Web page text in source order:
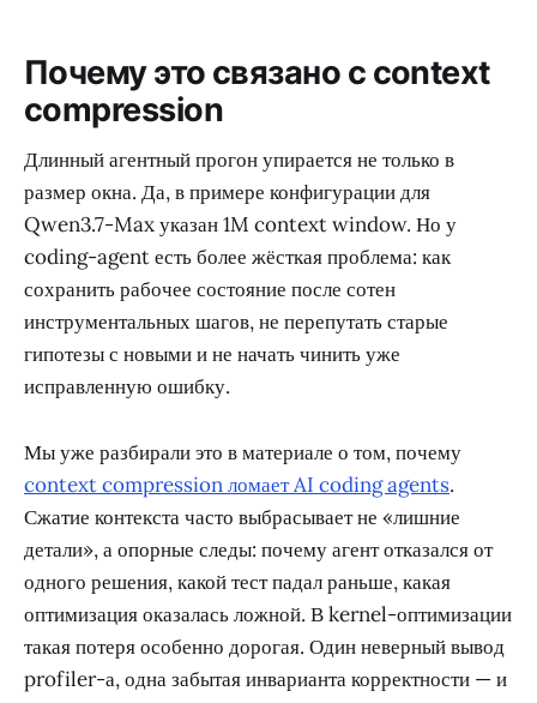
Почему это связано с context
compression
Длинный агентный прогон упирается не только в
размер окна. Да, в примере конфигурации для
Qwen3.7-Max указан 1M context window. Но у
coding-agent есть более жёсткая проблема: как
сохранить рабочее состояние после сотен
инструментальных шагов, не перепутать старые
гипотезы с новыми и не начать чинить уже
исправленную ошибку.
Мы уже разбирали это в материале о том, почему
context compression ломает AI coding agents.
Сжатие контекста часто выбрасывает не «лишние
детали», а опорные следы: почему агент отказался от
одного решения, какой тест падал раньше, какая
оптимизация оказалась ложной. В kernel-оптимизации
такая потеря особенно дорогая. Один неверный вывод
profiler-а, одна забытая инварианта корректности — и